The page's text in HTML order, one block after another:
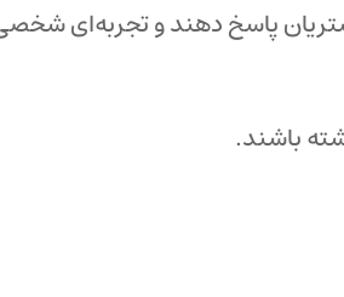
پاسخ دهند و تجربه‌ای
باشند.